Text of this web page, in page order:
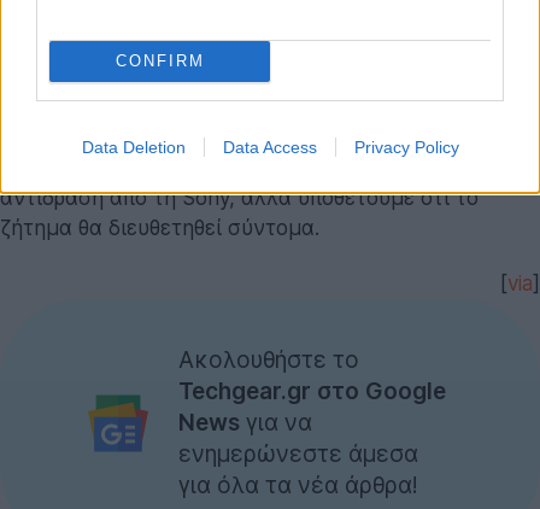
CONFIRM
Data Deletion Data Access Privacy Policy
αντίδραση από τη Sony, αλλά υποθέτουμε ότι το
ζήτημα θα διευθετηθεί σύντομα.
[via]
Ακολουθήστε το
Techgear.gr στο Google
News για να
ενημερώνεστε άμεσα
για όλα τα νέα άρθρα!